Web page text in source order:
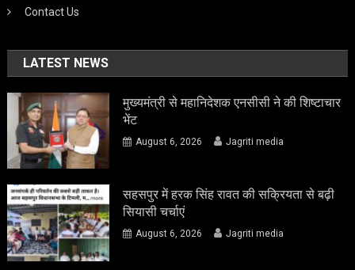
Contact Us
LATEST NEWS
मुख्यमंत्री से महानिदेशक एनसीसी ने की शिष्टाचार
भेंट
August 6, 2026 Jagriti media
सहसपुर में हरक सिंह रावत की सक्रियता से बढ़ी
सियासी चर्चाएं
August 6, 2026 Jagriti media